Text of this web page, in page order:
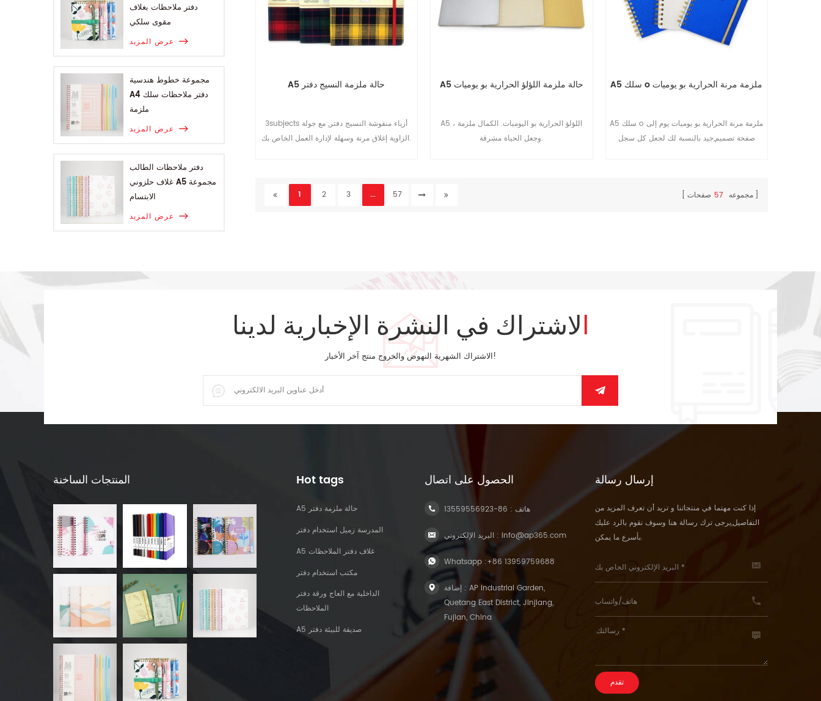
دفتر ملاحظات بغلاف
مقوى سلكي
عرض المزيد
مجموعة خطوط هندسية
A4 دفتر ملاحظات سلك
ملزمة
عرض المزيد
دفتر ملاحظات الطالب
غلاف حلزوني A5 مجموعة
الابتسام
عرض المزيد
A5 حالة ملزمة النسيج دفتر
3subjects أزياء منقوشة النسيج دفتر, مع جولة
الزاوية إغلاق مرنة وسهلة لإدارة العمل الخاص بك.
A5 حالة ملزمة اللؤلؤ الحرارية بو يوميات
A5 اللؤلؤ الحرارية بو اليوميات. الكمال ملزمة ،
وجعل الحياة مشرقة.
A5 سلك o ملزمة مرنة الحرارية بو يوميات
A5 سلك o ملزمة مرنة الحرارية بو يوميات يوم إلى
صفحة تصميم,جيد بالنسبة لك لجعل كل سجل
1 2 3 ... 57 مجموعه 57 صفحات
الاشتراك في النشرة الإخبارية لدينا
الاشتراك الشهرية النهوض والخروج منتج آخر الأخبار!
المنتجات الساخنة Hot tags
A5 حالة ملزمة دفتر
المدرسة زميل استخدام دفتر
A5 غلاف دفتر الملاحظات
مكتب استخدام دفتر
الداخلية مع العاج ورقة دفتر
الملاحظات
A5 صديقة للبيئة دفتر
الحصول على اتصال
هاتف : 86-13559556923
البريد الإلكتروني :info@ap365.com
Whatsapp :+86 13959759688
إضافة : AP Industrial Garden,
Quetang East District, Jinjiang,
Fujian, China
إرسال رسالة
إذا كنت مهتما في منتجاتنا و تريد أن تعرف المزيد من
التفاصيل,يرجى ترك رسالة هنا وسوف نقوم بالرد عليك
بأسرع ما يمكن.